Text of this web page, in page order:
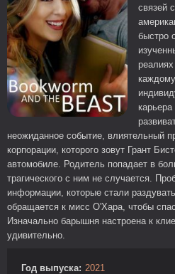
связей
быстро
неожиданное событие, влиятельный
корпорации, которого зовут Грант
автомобиле. Родитель попадает в
трагического с ним не случается.
информации, которые стали
обращается к мисс О'Хара, чтобы
Изначально барышня настроена к
удивительно.
Год выпуска: 2021